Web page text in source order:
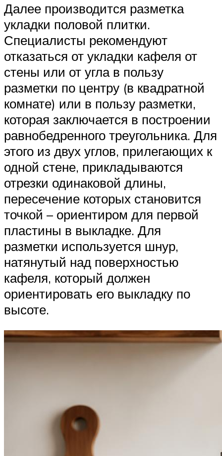
Далее производится разметка
укладки половой плитки.
Специалисты рекомендуют
отказаться от укладки кафеля от
стены или от угла в пользу
разметки по центру (в квадратной
комнате) или в пользу разметки,
которая заключается в построении
равнобедренного треугольника. Для
этого из двух углов, прилегающих к
одной стене, прикладываются
отрезки одинаковой длины,
пересечение которых становится
точкой – ориентиром для первой
пластины в выкладке. Для
разметки используется шнур,
натянутый над поверхностью
кафеля, который должен
ориентировать его выкладку по
высоте.